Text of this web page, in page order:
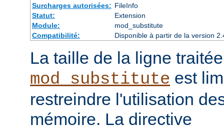
Surcharges autorisées: FileInfo
Statut:
Extension
Module:
mod_substitute
Compatibilité:
Disponible à partir de la version
La taille de la ligne
mod_substitute est
restreindre l'utilisation
mémoire. La directive